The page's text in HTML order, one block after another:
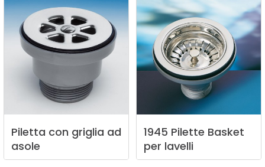
Piletta con griglia ad
asole
1945 Pilette Basket
per lavelli